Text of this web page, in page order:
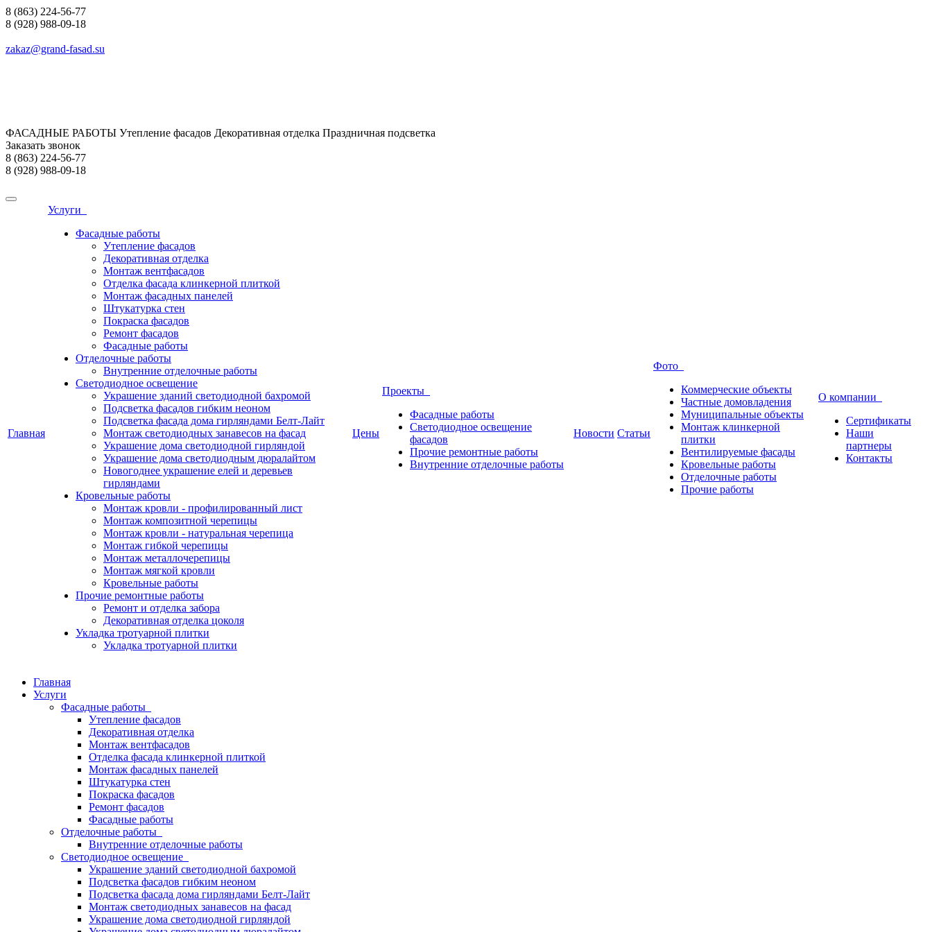
8 (863) 224-56-77
8 (928) 988-09-18
zakaz@grand-fasad.su
ФАСАДНЫЕ РАБОТЫ Утепление фасадов Декоративная отделка Праздничная подсветка
Заказать звонок
8 (863) 224-56-77
8 (928) 988-09-18
Главная
Услуги
Фасадные работы
Утепление фасадов
Декоративная отделка
Монтаж вентфасадов
Отделка фасада клинкерной плиткой
Монтаж фасадных панелей
Штукатурка стен
Покраска фасадов
Ремонт фасадов
Фасадные работы
Отделочные работы
Внутренние отделочные работы
Светодиодное освещение
Украшение зданий светодиодной бахромой
Подсветка фасадов гибким неоном
Подсветка фасада дома гирляндами Белт-Лайт
Монтаж светодиодных занавесов на фасад
Украшение дома светодиодной гирляндой
Украшение дома светодиодным дюралайтом
Новогоднее украшение елей и деревьев
гирляндами
Кровельные работы
Монтаж кровли - профилированный лист
Монтаж композитной черепицы
Монтаж кровли - натуральная черепица
Монтаж гибкой черепицы
Монтаж металлочерепицы
Монтаж мягкой кровли
Кровельные работы
Прочие ремонтные работы
Ремонт и отделка забора
Декоративная отделка цоколя
Укладка тротуарной плитки
Укладка тротуарной плитки
Цены
Проекты
Фасадные работы
Светодиодное освещение
фасадов
Прочие ремонтные работы
Внутренние отделочные работы
Новости Статьи
Фото
Коммерческие объекты
Частные домовладения
Муниципальные объекты
Монтаж клинкерной
плитки
Вентилируемые фасады
Кровельные работы
Отделочные работы
Прочие работы
О компании
Сертификаты
Наши
партнеры
Контакты
Главная
Услуги
Фасадные работы
Утепление фасадов
Декоративная отделка
Монтаж вентфасадов
Отделка фасада клинкерной плиткой
Монтаж фасадных панелей
Штукатурка стен
Покраска фасадов
Ремонт фасадов
Фасадные работы
Отделочные работы
Внутренние отделочные работы
Светодиодное освещение
Украшение зданий светодиодной бахромой
Подсветка фасадов гибким неоном
Подсветка фасада дома гирляндами Белт-Лайт
Монтаж светодиодных занавесов на фасад
Украшение дома светодиодной гирляндой